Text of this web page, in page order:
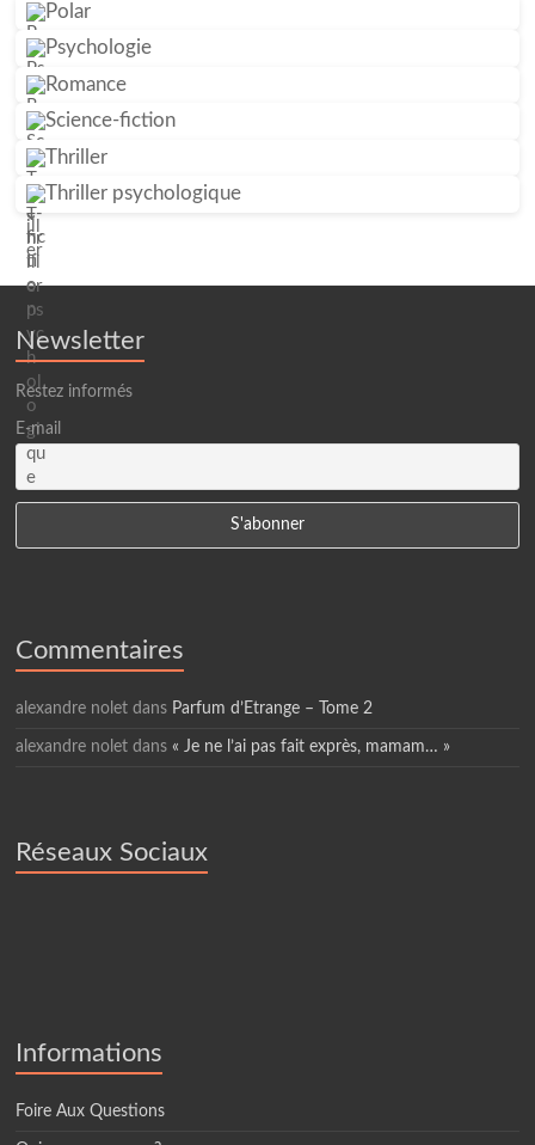
Polar
Psychologie
Romance
Science-fiction
Thriller
Thriller psychologique
Newsletter
Restez informés
E-mail
Commentaires
alexandre nolet dans Parfum d’Etrange – Tome 2
alexandre nolet dans « Je ne l’ai pas fait exprès, mamam… »
Réseaux Sociaux
Informations
Foire Aux Questions